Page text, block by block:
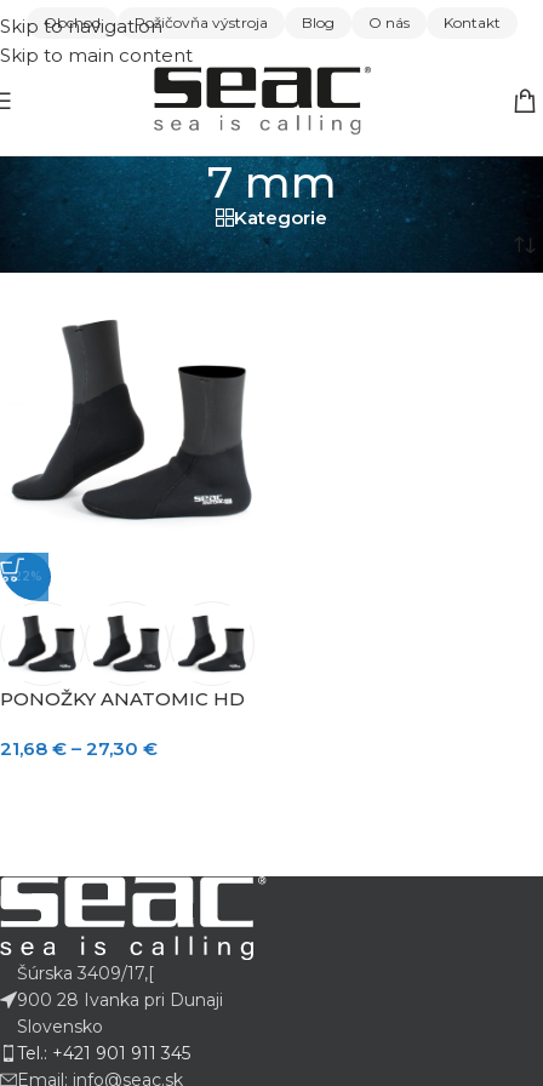
Skip to navigation
Skip to main content
Obchod Požičovňa výstroja Blog O nás Kontakt
7 mm
Kategorie
Domov/ 7 mm
-22%
PONOŽKY ANATOMIC HD
21,68 € – 27,30 €
Šúrska 3409/17,[
900 28 Ivanka pri Dunaji
Slovensko
Tel.: +421 901 911 345
Email: info@seac.sk